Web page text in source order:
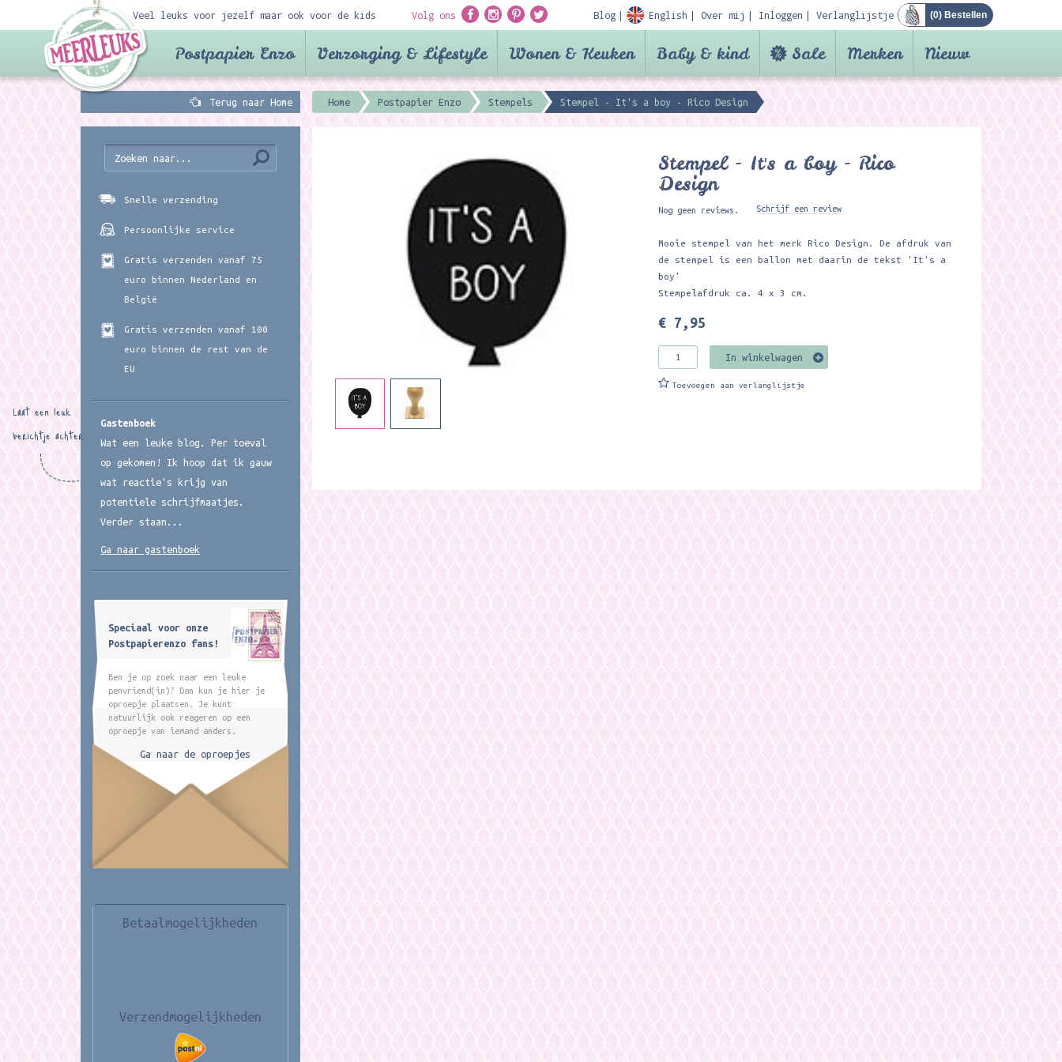
Veel leuks voor jezelf maar ook voor de kids Volg ons Blog English Over mij Inloggen Verlanglijstje (0) Bestellen
Postpapier Enzo Verzorging & Lifestyle Wonen & Keuken Baby & kind Sale Merken Nieuw
Terug naar Home Home Postpapier Enzo Stempels Stempel - It's a boy - Rico Design
Stempel - It's a boy - Rico
Design
Nog geen reviews. Schrijf een review
Mooie stempel van het merk Rico Design. De afdruk van
de stempel is een ballon met daarin de tekst 'It's a
boy'
Stempelafdruk ca. 4 x 3 cm.
€ 7,95
In winkelwagen
Toevoegen aan verlanglijstje
Snelle verzending
Persoonlijke service
Gratis verzenden vanaf 75
euro binnen Nederland en
België
Gratis verzenden vanaf 100
euro binnen de rest van de
EU
Gastenboek
Wat een leuke blog. Per toeval
op gekomen! Ik hoop dat ik gauw
wat reactie's krijg van
potentiele schrijfmaatjes.
Verder staan...
Laat een leuk
berichtje achter
Ga naar gastenboek
Speciaal voor onze
Postpapierenzo fans!
Ben je op zoek naar een leuke
penvriend(in)? Dan kun je hier je
oproepje plaatsen. Je kunt
natuurlijk ook reageren op een
oproepje van iemand anders.
Ga naar de oproepjes
Betaalmogelijkheden
Verzendmogelijkheden